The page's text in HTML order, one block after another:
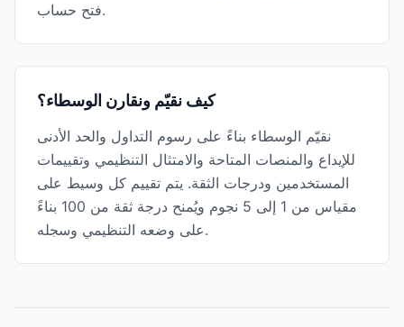
فتح حساب.
كيف نقيّم ونقارن الوسطاء؟
نقيّم الوسطاء بناءً على رسوم التداول والحد الأدنى
للإيداع والمنصات المتاحة والامتثال التنظيمي وتقييمات
المستخدمين ودرجات الثقة. يتم تقييم كل وسيط على
مقياس من 1 إلى 5 نجوم ويُمنح درجة ثقة من 100 بناءً
على وضعه التنظيمي وسجله.